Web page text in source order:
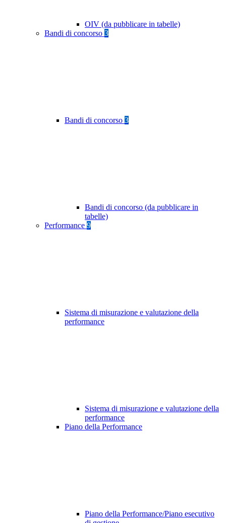
OIV (da pubblicare in tabelle)
Bandi di concorso 3
Bandi di concorso 3
Bandi di concorso (da pubblicare in
tabelle)
Performance 9
Sistema di misurazione e valutazione della
performance
Sistema di misurazione e valutazione della
performance
Piano della Performance
Piano della Performance/Piano esecutivo